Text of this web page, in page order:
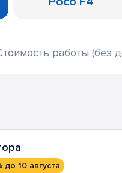
работы (без
до 10 августа